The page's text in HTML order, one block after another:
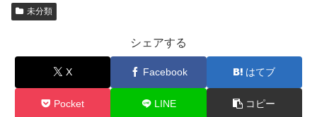
未分類
シェアする
X Facebook はてブ
Pocket LINE コピー